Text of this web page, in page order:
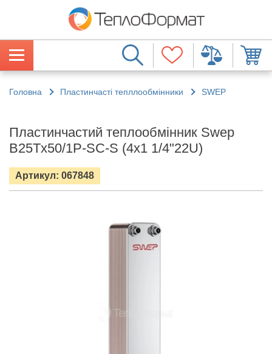
Головна Пластинчасті тепллообмінники SWEP
Пластинчастий теплообмінник Swep
B25Tx50/1P-SC-S (4x1 1/4"22U)
Артикул: 067848